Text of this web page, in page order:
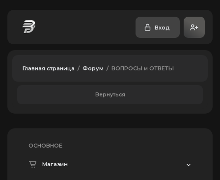
Вход
Главная страница / Форум / ВОПРОСЫ и ОТВЕТЫ
Вернуться
ОСНОВНОЕ
Магазин